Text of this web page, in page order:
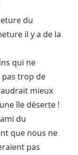
du
il y a de la
qui ne
trop de
mieux
île déserte !
du
que nous ne
pas